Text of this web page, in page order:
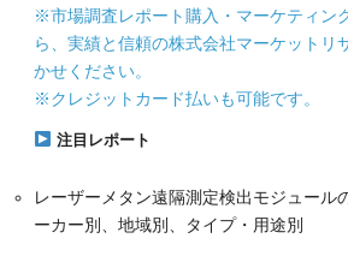
※市場調査レポート購入・マーケティン
ら、実績と信頼の株式会社マーケットリ
かせください。
※クレジットカード払いも可能です。
注目レポート
レーザーメタン遠隔測定検出モジュール
ーカー別、地域別、タイプ・用途別